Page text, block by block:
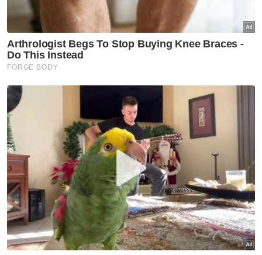
Sejak membuat penampilan sulung pada
edisi 2006, Ronaldo sudah mengharungi
enam kempen Piala Dunia.
Beliau menyaksikan generasi pemain datang
dan pergi, memecahkan pelbagai rekod,
menjaringkan ratusan gol serta mengumpul
hampir setiap trofi yang boleh dimenangi.
Artikel Berkaitan:
Ronaldo terkena 'Sumpahan Drake'?
Gol lewat Merino musnahkan impian Ronaldo
Ronaldo wajar jadi super-sub
Pentas terakhir 10 bintang
Ronaldo sebut kalimah Bismillah sebelum sumbat
penalti?
Ronaldo dan Portugal ke pusingan 16